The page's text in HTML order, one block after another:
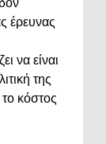
έρευνας
να είναι
της
κόστος